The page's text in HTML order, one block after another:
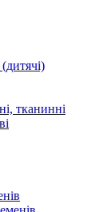
(дитячі)
тканинні